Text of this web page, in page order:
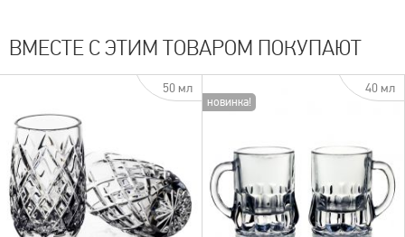
ВМЕСТЕ С ЭТИМ ТОВАРОМ ПОКУПАЮТ
50 мл
новинка!
40 мл